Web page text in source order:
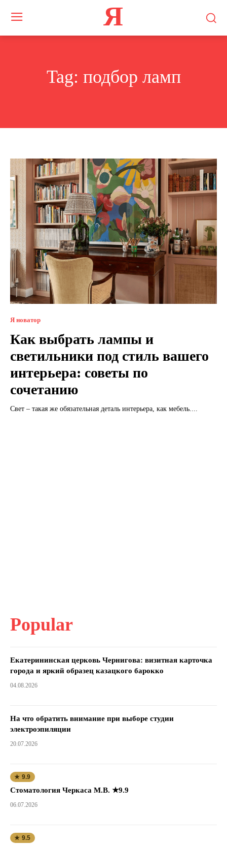
Я
Tag: подбор ламп
Я новатор
Как выбрать лампы и
светильники под стиль вашего
интерьера: советы по
сочетанию
Свет – такая же обязательная деталь интерьера, как мебель....
Popular
Екатерининская церковь Чернигова: визитная карточка
города и яркий образец казацкого барокко
04.08.2026
На что обратить внимание при выборе студии
электроэпиляции
20.07.2026
★ 9.9
Стоматология Черкаса М.В. ★9.9
06.07.2026
★ 9.5